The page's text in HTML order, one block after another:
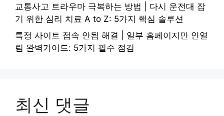
교통사고 트라우마 극복하는 방법 | 다시 운전대 잡
기 위한 심리 치료 A to Z: 5가지 핵심 솔루션
특정 사이트 접속 안됨 해결 | 일부 홈페이지만 안열
림 완벽가이드: 5가지 필수 점검
최신 댓글